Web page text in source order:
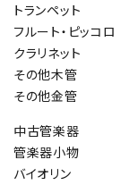
トランペット
フルート・ピッコロ
クラリネット
その他木管
その他金管
中古管楽器
管楽器小物
バイオリン